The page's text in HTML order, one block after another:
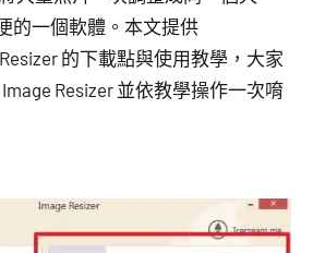
的一個軟體。本文提供
的下載點與使用教學，大家
Resizer 並依教學操作一次唷